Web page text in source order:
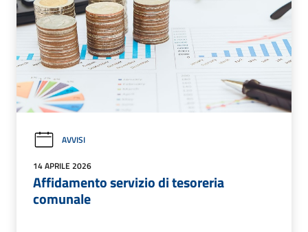
AVVISI
14 APRILE 2026
Affidamento servizio di tesoreria
comunale